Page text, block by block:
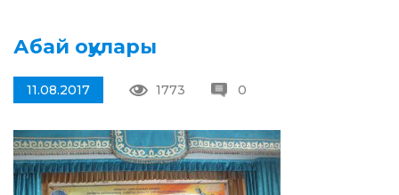
Абай оқулары
11.08.2017 1773 0